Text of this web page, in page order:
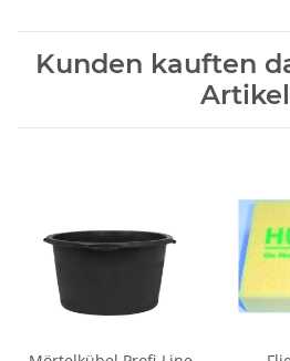
Kunden kauften